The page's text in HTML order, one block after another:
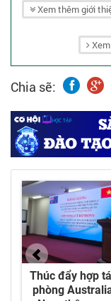
thải công
khoan chất
nhỏ đến lớn.
Xem thêm giới
Chia sẽ: